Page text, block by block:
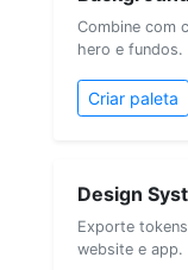
Combine com
hero e fundos.
Criar paleta
Design
Exporte
website e app.